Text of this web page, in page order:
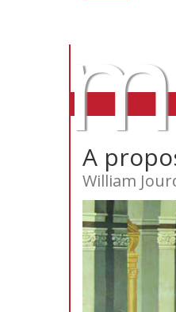
m
A
William